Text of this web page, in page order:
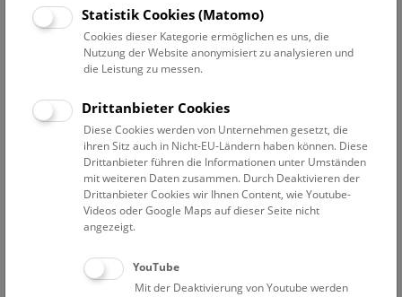
Datum auswählen
Erweiterte Suche
Filter zurücksetzen
15. Dezember 2019
Bisher keine Ergebnisse. Dienstags ist das NHM Wien
in der Regel geschlossen. Ausnahmen finden sie
Statistik Cookies (Matomo)
Cookies dieser Kategorie ermöglichen es uns, die
Nutzung der Website anonymisiert zu analysieren und
die Leistung zu messen.
Drittanbieter Cookies
Diese Cookies werden von Unternehmen gesetzt, die
ihren Sitz auch in Nicht-EU-Ländern haben können. Diese
Drittanbieter führen die Informationen unter Umständen
mit weiteren Daten zusammen. Durch Deaktivieren der
Drittanbieter Cookies wir Ihnen Content, wie Youtube-
Videos oder Google Maps auf dieser Seite nicht
angezeigt.
YouTube
Mit der Deaktivierung von Youtube werden